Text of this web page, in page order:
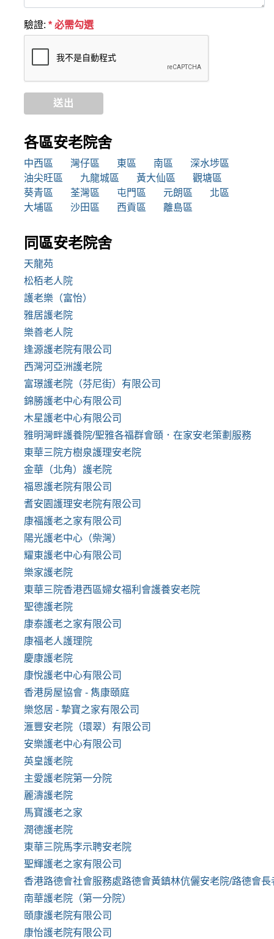
驗證: * 必需勾選
送出
各區安老院舍
中西區 灣仔區 東區 南區
深水埗區
油尖旺區
九龍城區 黃大仙區
觀塘區
葵青區
荃灣區 屯門區 元朗區
北區
大埔區
沙田區 西貢區 離島區
同區安老院舍
天龍苑
松栢老人院
護老樂（富怡）
雅居護老院
樂善老人院
逢源護老院有限公司
西灣河亞洲護老院
富璟護老院（芬尼街）有限公司
錦勝護老中心有限公司
木星護老中心有限公司
雅明灣畔護養院/聖雅各福群會頤．在家安老策劃服務
東華三院方樹泉護理安老院
金華（北角）護老院
福恩護老院有限公司
耆安園護理安老院有限公司
康福護老之家有限公司
陽光護老中心（柴灣）
耀東護老中心有限公司
樂家護老院
東華三院香港西區婦女福利會護養安老院
聖德護老院
康泰護老之家有限公司
康福老人護理院
慶康護老院
康悅護老中心有限公司
香港房屋協會 - 雋康頤庭
樂悠居 - 摯寶之家有限公司
滙豐安老院（環翠）有限公司
安樂護老中心有限公司
英皇護老院
主愛護老院第一分院
麗濤護老院
馬寶護老之家
潤德護老院
東華三院馬李示聘安老院
聖輝護老之家有限公司
香港路德會社會服務處路德會黃鎮林伉儷安老院/路德會
南華護老院（第一分院）
頤康護老院有限公司
康怡護老院有限公司